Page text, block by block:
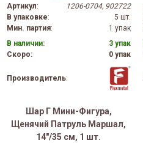
Артикул:
1206-0704, 902722
В упаковке:
5 шт.
Мин. партия:
1 упак
В наличии:
3 упак
Скоро:
0 упак
Производитель:
Шар Г Мини-Фигура,
Щенячий Патруль Маршал,
14"/35 см, 1 шт.